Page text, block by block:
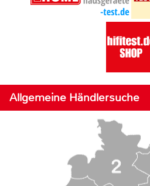
Allgemeine Händlersuche